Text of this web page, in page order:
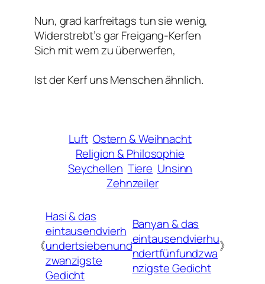
Nun, grad karfreitags tun sie wenig,
Widerstrebt’s gar Freigang-Kerfen
Sich mit wem zu überwerfen,
Ist der Kerf uns Menschen ähnlich.
Luft Ostern & Weihnacht
Religion & Philosophie
Seychellen Tiere Unsinn
Zehnzeiler
《
Hasi & das
eintausendvierh
undertsiebenund
zwanzigste
Gedicht
Banyan & das
eintausendvierhu
ndertfünfundzwa
nzigste Gedicht
》